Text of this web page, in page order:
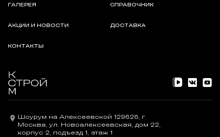
ГАЛЕРЕЯ СПРАВОЧНИК
АКЦИИ И НОВОСТИ ДОСТАВКА
КОНТАКТЫ
Шоурум на Алексеевской 129626, г.
Москва, ул. Новоалексеевская, дом 22,
корпус 2, подъезд 1, этаж 1